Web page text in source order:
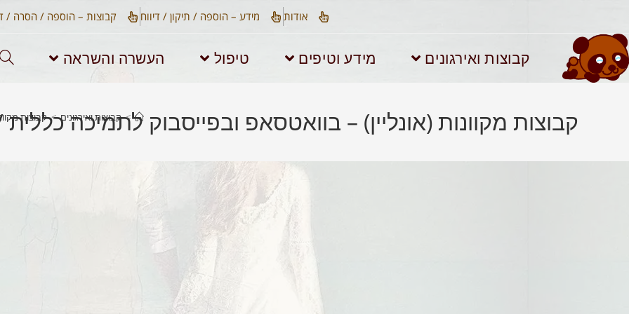
אודות​ מידע – הוספה / תיקון / דיווח קבוצות – הוספה / הסרה /
קבוצות ואירגונים מידע וטיפים טיפול העשרה והשראה
קבוצות מקוונות (אונליין) – בוואטסאפ ובפייסבוק לתמיכה
> קבוצות ואירגונים > קבוצות